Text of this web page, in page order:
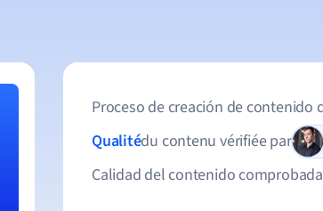
Proceso de creación de contenido
Qualitédu contenu vérifiée par
Calidad del contenido